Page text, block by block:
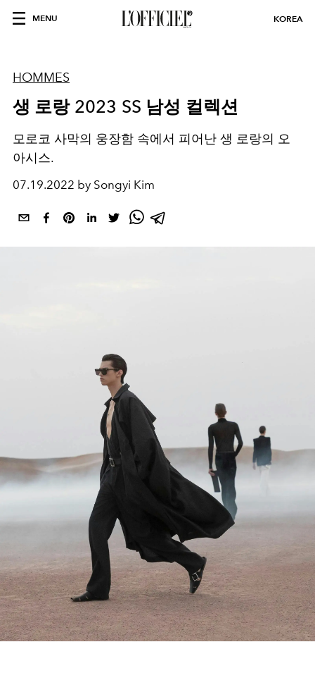
MENU KOREA
HOMMES
생 로랑 2023 SS 남성 컬렉션
모로코 사막의 웅장함 속에서 피어난 생 로랑의 오
아시스.
07.19.2022 by Songyi Kim